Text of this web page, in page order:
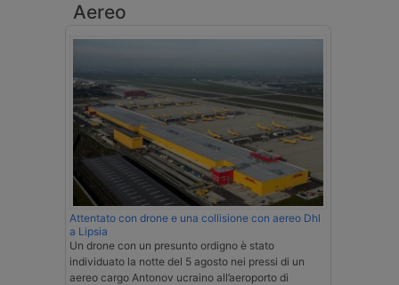
Aereo
Attentato con drone e una collisione con aereo Dhl
a Lipsia
Un drone con un presunto ordigno è stato
individuato la notte del 5 agosto nei pressi di un
aereo cargo Antonov ucraino all’aeroporto di